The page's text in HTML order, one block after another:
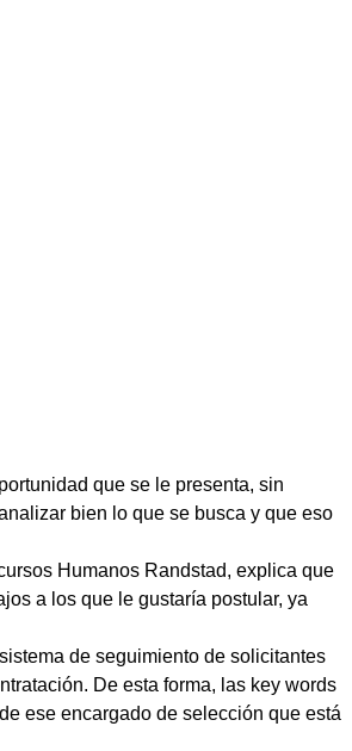
que se le presenta, sin
bien lo que se busca y que eso
Humanos Randstad, explica que
a los que le gustaría postular, ya
de seguimiento de solicitantes
De esta forma, las key words
ese encargado de selección que está